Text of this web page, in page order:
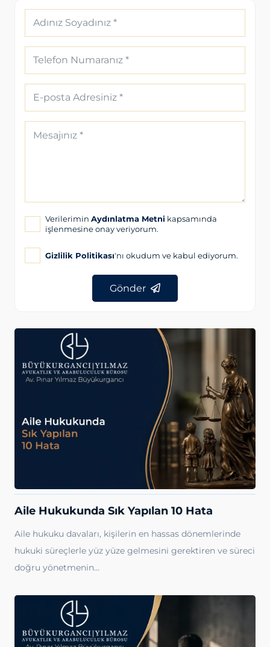
Verilerimin Aydınlatma Metni kapsamında
işlenmesine onay veriyorum.
Gizlilik Politikası'nı okudum ve kabul ediyorum.
Gönder
Aile Hukukunda Sık Yapılan 10 Hata
Aile hukuku davaları, kişilerin en hassas dönemlerinde
hukuki süreçlerle yüz yüze gelmesini gerektiren ve süreci
doğru yönetmenin…